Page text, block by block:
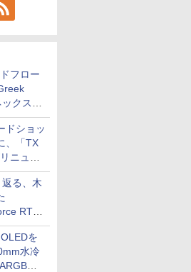
フロー
クスか
ドショッ
、「TX
ニュー
、ジャン
100円で
葉原 ～
る、木
RTX
代ビデオ
など(ビ
を
水冷